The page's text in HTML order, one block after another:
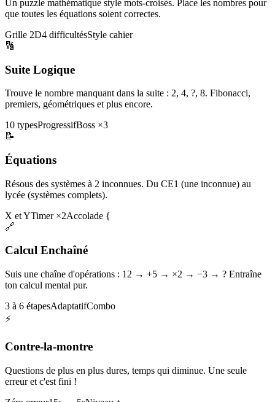
Un puzzle mathématique style mots-croisés. Place les nombres pour
que toutes les équations soient correctes.
Grille 2D4 difficultésStyle cahier
🔢
Suite Logique
Trouve le nombre manquant dans la suite : 2, 4, ?, 8. Fibonacci,
premiers, géométriques et plus encore.
10 typesProgressifBoss ×3
📝
Équations
Résous des systèmes à 2 inconnues. Du CE1 (une inconnue) au
lycée (systèmes complets).
X et YTimer ×2Accolade {
🔗
Calcul Enchaîné
Suis une chaîne d'opérations : 12 → +5 → ×2 → −3 → ? Entraîne
ton calcul mental pur.
3 à 6 étapesAdaptatifCombo
⚡
Contre-la-montre
Questions de plus en plus dures, temps qui diminue. Une seule
erreur et c'est fini !